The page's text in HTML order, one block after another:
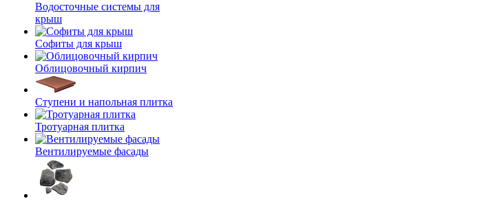
Водосточные системы для
крыш
Софиты для крыш
Облицовочный кирпич
Ступени и напольная плитка
Тротуарная плитка
Вентилируемые фасады